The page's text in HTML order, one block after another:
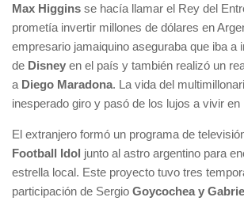
Max Higgins se hacía llamar el Rey del
prometía invertir millones de dólares en
empresario jamaiquino aseguraba que iba a
de Disney en el país y también realizó un
a Diego Maradona. La vida del
inesperado giro y pasó de los lujos a vivir en
El extranjero formó un programa de
Football Idol junto al astro argentino para
estrella local. Este proyecto tuvo tres
participación de Sergio Goycochea y